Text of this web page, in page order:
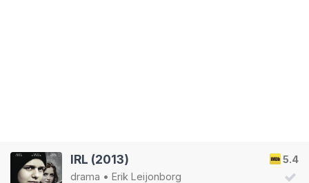
5.4
IRL (2013)
drama • Erik Leijonborg